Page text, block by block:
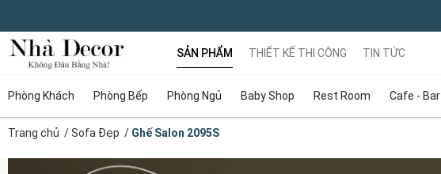
SẢN PHẨM
Phòng Khách Phòng Bếp Phòng Ngủ Baby Shop Rest Room Cafe - Bar
THIẾT KẾ THI CÔNG TIN TỨC
Trang chủ /Sofa Đẹp / Ghế Salon 2095S